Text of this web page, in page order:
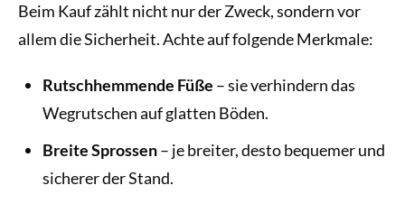
Beim Kauf zählt nicht nur der Zweck, sondern vor
allem die Sicherheit. Achte auf folgende Merkmale:
Rutschhemmende Füße – sie verhindern das
Wegrutschen auf glatten Böden.
Breite Sprossen– je breiter, desto bequemer und
sicherer der Stand.